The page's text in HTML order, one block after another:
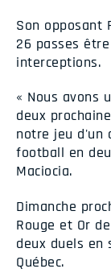
Son opposant
26 passes
interceptions.
« Nous avons
deux
notre jeu d'un
football en
Maciocia.
Dimanche
Rouge et Or
deux duels en
Québec.